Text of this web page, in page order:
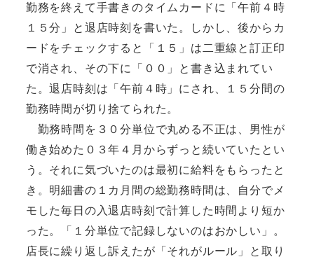
勤務を終えて手書きのタイムカードに「午前４時
１５分」と退店時刻を書いた。しかし、後からカ
ードをチェックすると「１５」は二重線と訂正印
で消され、その下に「００」と書き込まれてい
た。退店時刻は「午前４時」にされ、１５分間の
勤務時間が切り捨てられた。
勤務時間を３０分単位で丸める不正は、男性が
働き始めた０３年４月からずっと続いていたとい
う。それに気づいたのは最初に給料をもらったと
き。明細書の１カ月間の総勤務時間は、自分でメ
モした毎日の入退店時刻で計算した時間より短か
った。「１分単位で記録しないのはおかしい」。
店長に繰り返し訴えたが「それがルール」と取り